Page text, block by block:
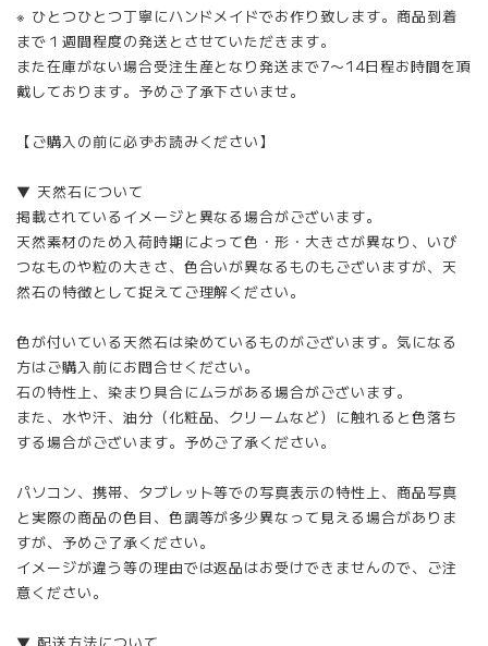
※ ひとつひとつ丁寧にハンドメイドでお作り致します。商品到着
まで１週間程度の発送とさせていただきます。
また在庫がない場合受注生産となり発送まで7〜14日程お時間を頂
戴しております。予めご了承下さいませ。
【ご購入の前に必ずお読みください】
▼ 天然石について
掲載されているイメージと異なる場合がございます。
天然素材のため入荷時期によって色・形・大きさが異なり、いび
つなものや粒の大きさ、色合いが異なるものもございますが、天
然石の特徴として捉えてご理解ください。
色が付いている天然石は染めているものがございます。気になる
方はご購入前にお問合せください。
石の特性上、染まり具合にムラがある場合がございます。
また、水や汗、油分（化粧品、クリームなど）に触れると色落ち
する場合がございます。予めご了承ください。
パソコン、携帯、タブレット等での写真表示の特性上、商品写真
と実際の商品の色目、色調等が多少異なって見える場合がありま
すが、予めご了承ください。
イメージが違う等の理由では返品はお受けできませんので、ご注
意ください。